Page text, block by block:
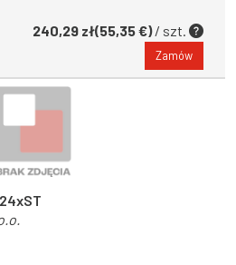
240,29 zł(55,35 €)/ szt.
Zamów